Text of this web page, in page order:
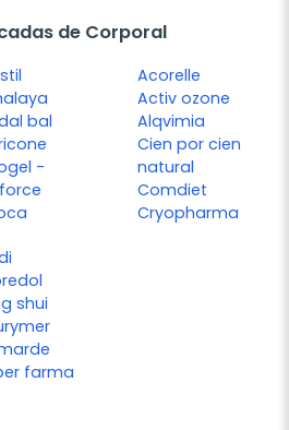
de Corporal
bal
-
Acorelle
Activ ozone
Alqvimia
Cien por cien
natural
Comdiet
Cryopharma
shui
farma